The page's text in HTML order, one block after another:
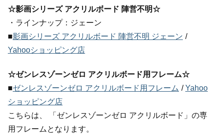
☆影画シリーズ アクリルボード 陣営不明☆
・ラインナップ：ジェーン
■影画シリーズ アクリルボード 陣営不明 ジェーン /
Yahooショッピング店
☆ゼンレスゾーンゼロ アクリルボード用フレーム☆
■ゼンレスゾーンゼロ アクリルボード用フレーム /Yahoo
ショッピング店
こちらは、 「ゼンレスゾーンゼロ アクリルボード」の専
用フレームとなります。